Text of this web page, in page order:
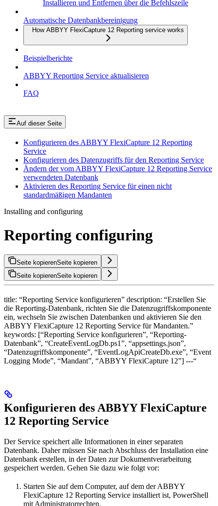
Installieren und Entfernen über die Befehlszeile
Automatische Datenbankbereinigung
How ABBYY FlexiCapture 12 Reporting service works
Beispielberichte
ABBYY Reporting Service aktualisieren
FAQ
Auf dieser Seite
Konfigurieren des ABBYY FlexiCapture 12 Reporting
Service
Konfigurieren des Datenzugriffs für den Reporting Service
Ändern der vom ABBYY FlexiCapture 12 Reporting Service
verwendeten Datenbank
Aktivieren des Reporting Service für einen nicht
standardmäßigen Mandanten
Installing and configuring
Reporting configuring
Seite kopierenSeite kopieren
Seite kopierenSeite kopieren
title: “Reporting Service konfigurieren” description: “Erstellen Sie
die Reporting-Datenbank, richten Sie die Datenzugriffskomponente
ein, wechseln Sie zwischen Datenbanken und aktivieren Sie den
ABBYY FlexiCapture 12 Reporting Service für Mandanten.”
keywords: [“Reporting Service konfigurieren”, “Reporting-
Datenbank”, “CreateEventLogDb.ps1”, “appsettings.json”,
“Datenzugriffskomponente”, “EventLogApiCreateDb.exe”, “Event
Logging Mode”, “Mandant”, “ABBYY FlexiCapture 12”] ---“
Konfigurieren des ABBYY FlexiCapture
12 Reporting Service
Der Service speichert alle Informationen in einer separaten
Datenbank. Daher müssen Sie nach Abschluss der Installation eine
Datenbank erstellen, in der Daten zur Dokumentverarbeitung
gespeichert werden. Gehen Sie dazu wie folgt vor:
Starten Sie auf dem Computer, auf dem der ABBYY
FlexiCapture 12 Reporting Service installiert ist, PowerShell
mit Administratorrechten.